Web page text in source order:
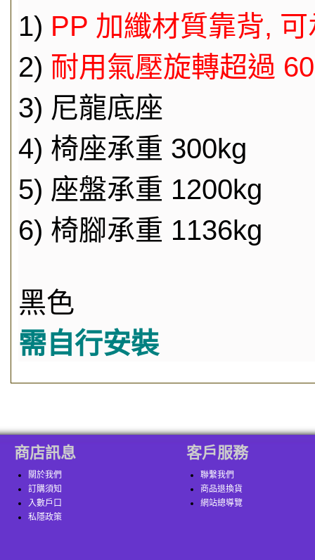
1) PP 加纖材質靠背,
2) 耐用氣壓旋轉超過
3) 尼龍底座
4) 椅座承重 300kg
5) 座盤承重 1200kg
6) 椅腳承重 1136kg
黑色
需自行安裝
商店訊息
關於我們
訂購須知
入數戶口
私隱政策
客戶服務
聯繫我們
商品退換貨
網站總導覽